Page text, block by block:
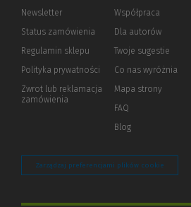
Newsletter
Status zamówienia
Regulamin sklepu
Polityka prywatności (Nowe
(Link
innej
Zwrot lub reklamacja
zamówienia
Współpraca
Dla autorów(Nowe
(Link
innej
strony)
Twoje sugestie
Co nas wyróżnia
Mapa strony
FAQ
Blog
Zarządzaj preferencjami plików cookie